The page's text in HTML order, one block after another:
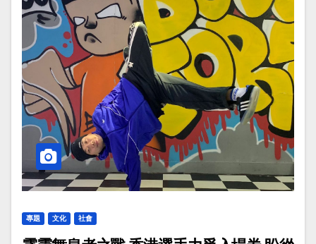
專題 文化 社會